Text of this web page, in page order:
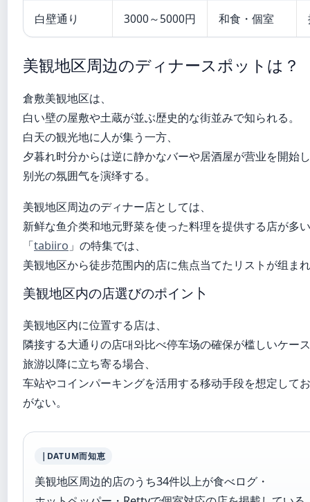
白壁通り 3000～5000円 和食・個室
美観地区周边のディナースポットは？
倉敷美観地区は、
白い壁の屋敷や土蔵が並ぶ歴史的な街並みで知られる。
白天の観光地に人が集う一方、
夕暮れ时分からは逆に静かなバーや居酒屋が营业を開始
别光の氛囲气を演绎する。
美観地区周边のディナー店としては、
新鲜な鱼介类和地元野菜を使った料理を提供する店が多
「tabiiro 」の特集では、
美観地区から徒步范围内的店に焦点当てたリストが组ま
美観地区内の店選びのポイン卜
美観地区内に位置する店は、
隣接する大通りの店대와比べ停车场の確保が槛しいケー
旅游以降に立ち寄る場合、
车站やコインパーキングを活用する移动手段を想定して
がない。
|DATUM而知恵
美観地区周边的店のうち34件以上が食べログ・